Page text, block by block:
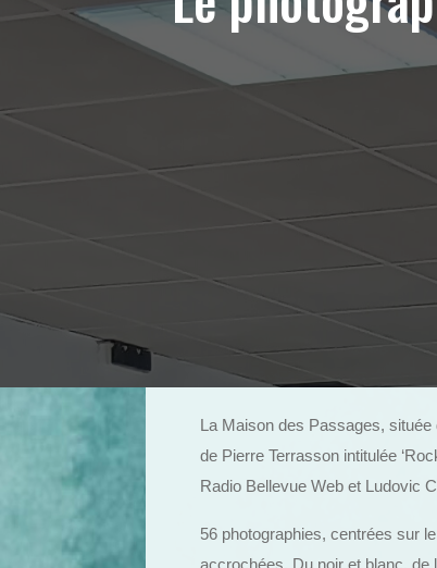
La Maison des Passages,
de Pierre Terrasson intitulée
Radio Bellevue Web et Ludovic
56 photographies, centrées sur